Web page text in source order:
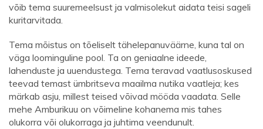
võib tema suuremeelsust ja valmisolekut aidata teisi sageli
kuritarvitada.
Tema mõistus on tõeliselt tähelepanuväärne, kuna tal on
väga loominguline pool. Ta on geniaalne ideede,
lahenduste ja uuendustega. Tema teravad vaatlusoskused
teevad temast ümbritseva maailma nutika vaatleja; kes
märkab asju, millest teised võivad mööda vaadata. Selle
mehe Amburikuu on võimeline kohanema mis tahes
olukorra või olukorraga ja juhtima veendunult.